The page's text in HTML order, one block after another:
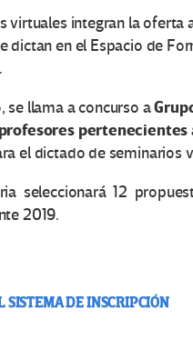
virtuales integran la
dictan en el Espacio de
se llama a concurso a
pertenecientes
el dictado de seminarios
seleccionará 12
2019.
SISTEMA DE INSCRIPCIÓN